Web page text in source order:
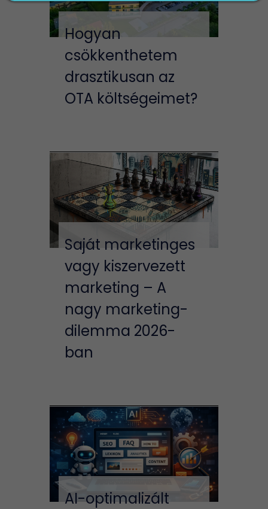
Hogyan
csökkenthetem
drasztikusan az
OTA költségeimet?
Saját marketinges
vagy kiszervezett
marketing – A
nagy marketing-
dilemma 2026-
ban
AI-optimalizált